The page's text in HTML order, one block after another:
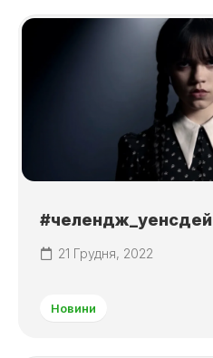
#челендж_уенсдей
21 Грудня, 2022
Новини